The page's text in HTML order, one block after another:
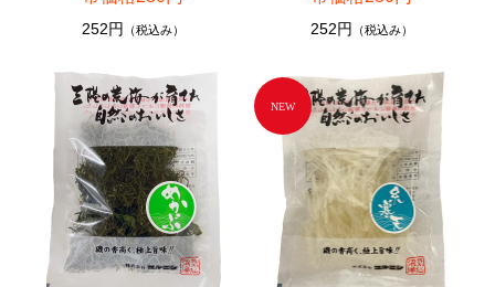
252円 （税込み） 252円 （税込み）